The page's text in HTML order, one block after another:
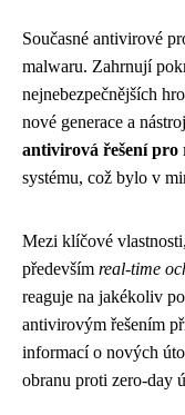
Současné antivirové
malwaru. Zahrnují
nejnebezpečnějších
nové generace a
antivirová řešení pro
systému, což bylo v
Mezi klíčové
především real-time
reaguje na jakékoliv
antivirovým řešením
informací o nových
obranu proti zero-day